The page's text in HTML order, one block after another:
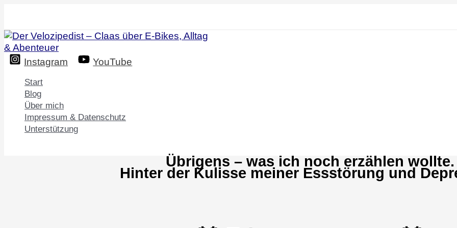
springen
Instagram YouTube
Start
Blog
Über mich
Impressum & Datenschutz
Unterstützung
Übrigens – was ich noch erzählen wollte.
Hinter der Kulisse meiner Essstörung und